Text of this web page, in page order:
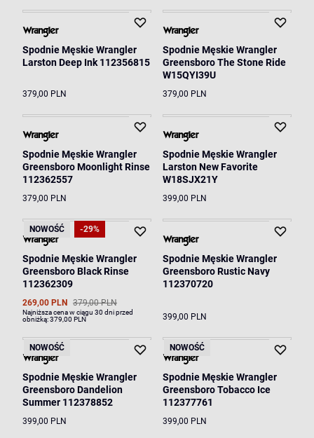
Spodnie Męskie Wrangler
Larston Deep Ink 112356815
379,00 PLN
Spodnie Męskie Wrangler
Greensboro The Stone Ride
W15QYI39U
379,00 PLN
Spodnie Męskie Wrangler
Greensboro Moonlight Rinse
112362557
379,00 PLN
Spodnie Męskie Wrangler
Larston New Favorite
W18SJX21Y
399,00 PLN
NOWOŚĆ -29%
Spodnie Męskie Wrangler
Greensboro Black Rinse
112362309
269,00 PLN 379,00 PLN
Najniższa cena w ciągu 30 dni przed
obniżką:379,00 PLN
Spodnie Męskie Wrangler
Greensboro Rustic Navy
112370720
399,00 PLN
NOWOŚĆ
Spodnie Męskie Wrangler
Greensboro Dandelion
Summer 112378852
399,00 PLN
NOWOŚĆ
Spodnie Męskie Wrangler
Greensboro Tobacco Ice
112377761
399,00 PLN